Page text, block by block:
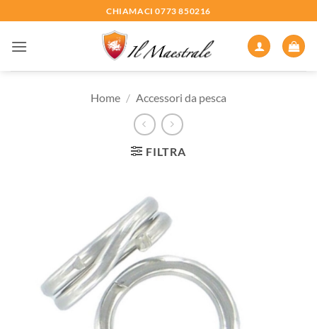
ai
contenuti
CHIAMACI 0773 850216
Home / Accessori da pesca
FILTRA